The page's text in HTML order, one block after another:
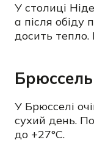
У столиці
а після
досить тепло.
Брюссель
У Брюсселі
сухий день.
до +27°C.